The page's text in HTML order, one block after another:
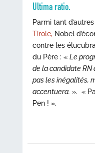
Ultima ratio.
Parmi tant
Tirole, Nobel
contre les
du Père : « Le
de la candidate
pas les inégalités,
accentuera. ». «
Pen ! ».